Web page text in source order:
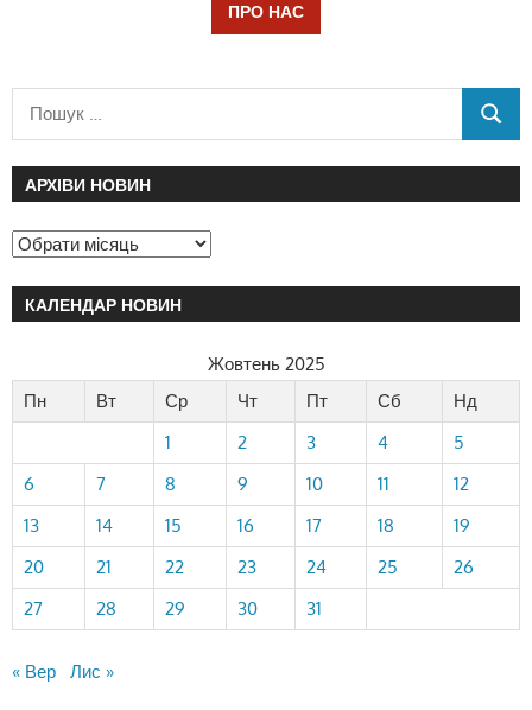
ПРО НАС
АРХІВИ НОВИН
КАЛЕНДАР НОВИН
Жовтень 2025
Пн
Вт Ср Чт Пт Сб
Нд
1
2 3 4
5
6
7 8 9 10 11
12
13
14 15 16 17 18
19
20
21 22 23 24 25
26
27
28 29 30 31
« Вер Лис »